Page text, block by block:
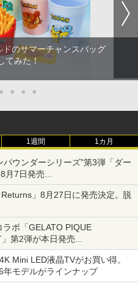
のサマーチャンスバッグ
てみた！
● ● ● ●
1週間 1カ月
ウンダーシリーズ”第3弾「ダー
月7日発売
を使用した超大型チーズバーガー
Returns」8月27日に発売決定。脱
るセールが実施
ラボ「GELATO PIQUE
第2弾が本日発売
やわたぼう、ベビーサタンなどが
Mini LED液晶TVがお買い得。
モデルがラインナップ